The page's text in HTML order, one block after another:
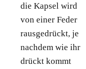
die Kapsel wird
von einer Feder
rausgedrückt, je
nachdem wie ihr
drückt kommt